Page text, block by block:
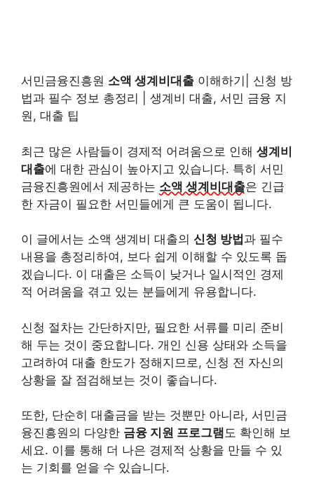
서민금융진흥원 소액 생계비대출 이해하기| 신청 방
법과 필수 정보 총정리 | 생계비 대출, 서민 금융 지
원, 대출 팁
최근 많은 사람들이 경제적 어려움으로 인해 생계비
대출에 대한 관심이 높아지고 있습니다. 특히 서민
금융진흥원에서 제공하는 소액 생계비대출은 긴급
한 자금이 필요한 서민들에게 큰 도움이 됩니다.
이 글에서는 소액 생계비 대출의 신청 방법 과 필수
내용을 총정리하여, 보다 쉽게 이해할 수 있도록 돕
겠습니다. 이 대출은 소득이 낮거나 일시적인 경제
적 어려움을 겪고 있는 분들에게 유용합니다.
신청 절차는 간단하지만, 필요한 서류를 미리 준비
해 두는 것이 중요합니다. 개인 신용 상태와 소득을
고려하여 대출 한도가 정해지므로, 신청 전 자신의
상황을 잘 점검해보는 것이 좋습니다.
또한, 단순히 대출금을 받는 것뿐만 아니라, 서민금
융진흥원의 다양한 금융 지원 프로그램도 확인해 보
세요. 이를 통해 더 나은 경제적 상황을 만들 수 있
는 기회를 얻을 수 있습니다.